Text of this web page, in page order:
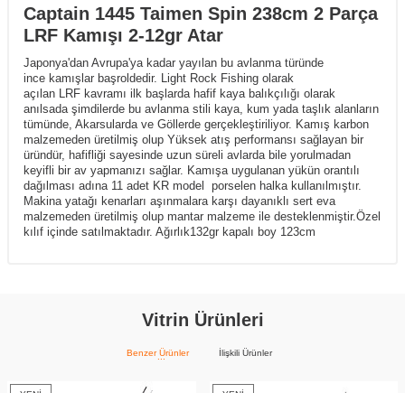
Captain 1445 Taimen Spin 238cm 2 Parça
LRF Kamışı 2-12gr Atar
Japonya'dan Avrupa'ya kadar yayılan bu avlanma türünde
ince kamışlar başroldedir. Light Rock Fishing olarak
açılan LRF kavramı ilk başlarda hafif kaya balıkçılığı olarak
anılsada şimdilerde bu avlanma stili kaya, kum yada taşlık alanların
tümünde, Akarsularda ve Göllerde gerçekleştiriliyor. Kamış karbon
malzemeden üretilmiş olup Yüksek atış performansı sağlayan bir
üründür, hafifliği sayesinde uzun süreli avlarda bile yorulmadan
keyifli bir av yapmanızı sağlar. Kamışa uygulanan yükün orantılı
dağılması adına 11 adet KR model porselen halka kullanılmıştır.
Makina yatağı kenarları aşınmalara karşı dayanıklı sert eva
malzemeden üretilmiş olup mantar malzeme ile desteklenmiştir.Özel
kılıf içinde satılmaktadır. Ağırlık132gr kapalı boy 123cm
Vitrin Ürünleri
Benzer Ürünler İlişkili Ürünler